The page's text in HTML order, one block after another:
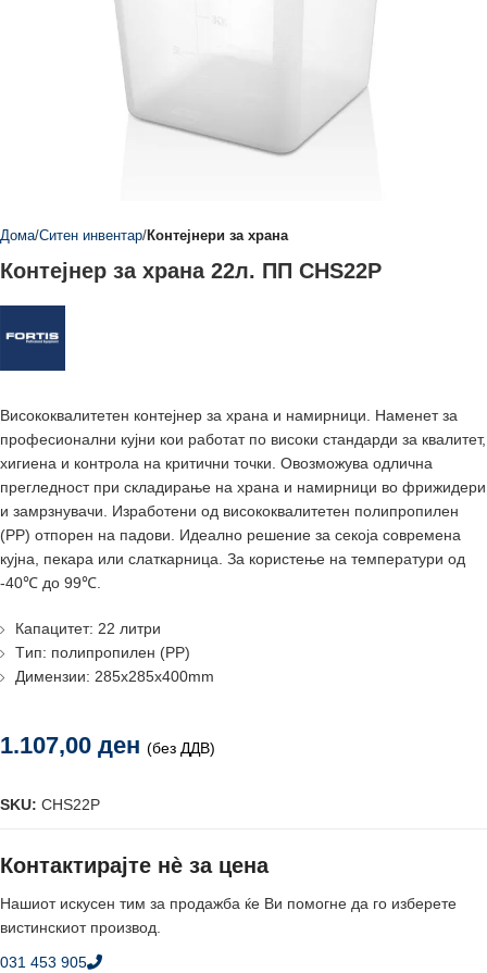
Дома Ситен инвентар Контејнери за храна
Контејнер за храна 22л. ПП CHS22P
Висококвалитетен контејнер за храна и намирници. Наменет за
професионални кујни кои работат по високи стандарди за квалитет,
хигиена и контрола на критични точки. Овозможува одлична
прегледност при складирање на храна и намирници во фрижидери
и замрзнувачи. Изработени од висококвалитетен полипропилен
(PP) отпорен на падови. Идеално решение за секоја современа
кујна, пекара или слаткарница. За користење на температури од
-40℃ до 99℃.
Капацитет: 22 литри
Tип: полипропилен (PP)
Димензии: 285x285x400mm
1.107,00 ден (без ДДВ)
SKU: CHS22P
Контактирајте нè за цена
Нашиот искусен тим за продажба ќе Ви помогне да го изберете
вистинскиот производ.
031 453 905